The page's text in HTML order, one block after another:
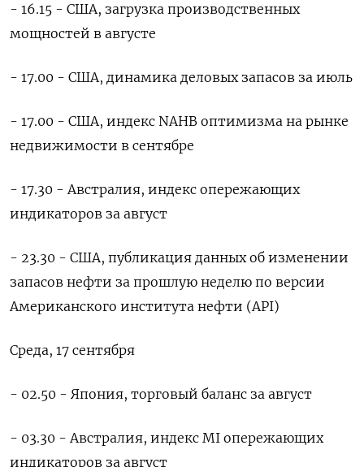
- 16.15 - США, загрузка производственных
мощностей в августе
- 17.00 - США, динамика деловых запасов за июль
- 17.00 - США, индекс NAHB оптимизма на рынке
недвижимости в сентябре
- 17.30 - Австралия, индекс опережающих
индикаторов за август
- 23.30 - США, публикация данных об изменении
запасов нефти за прошлую неделю по версии
Американского института нефти (API)
Среда, 17 сентября
- 02.50 - Япония, торговый баланс за август
- 03.30 - Австралия, индекс MI опережающих
индикаторов за август